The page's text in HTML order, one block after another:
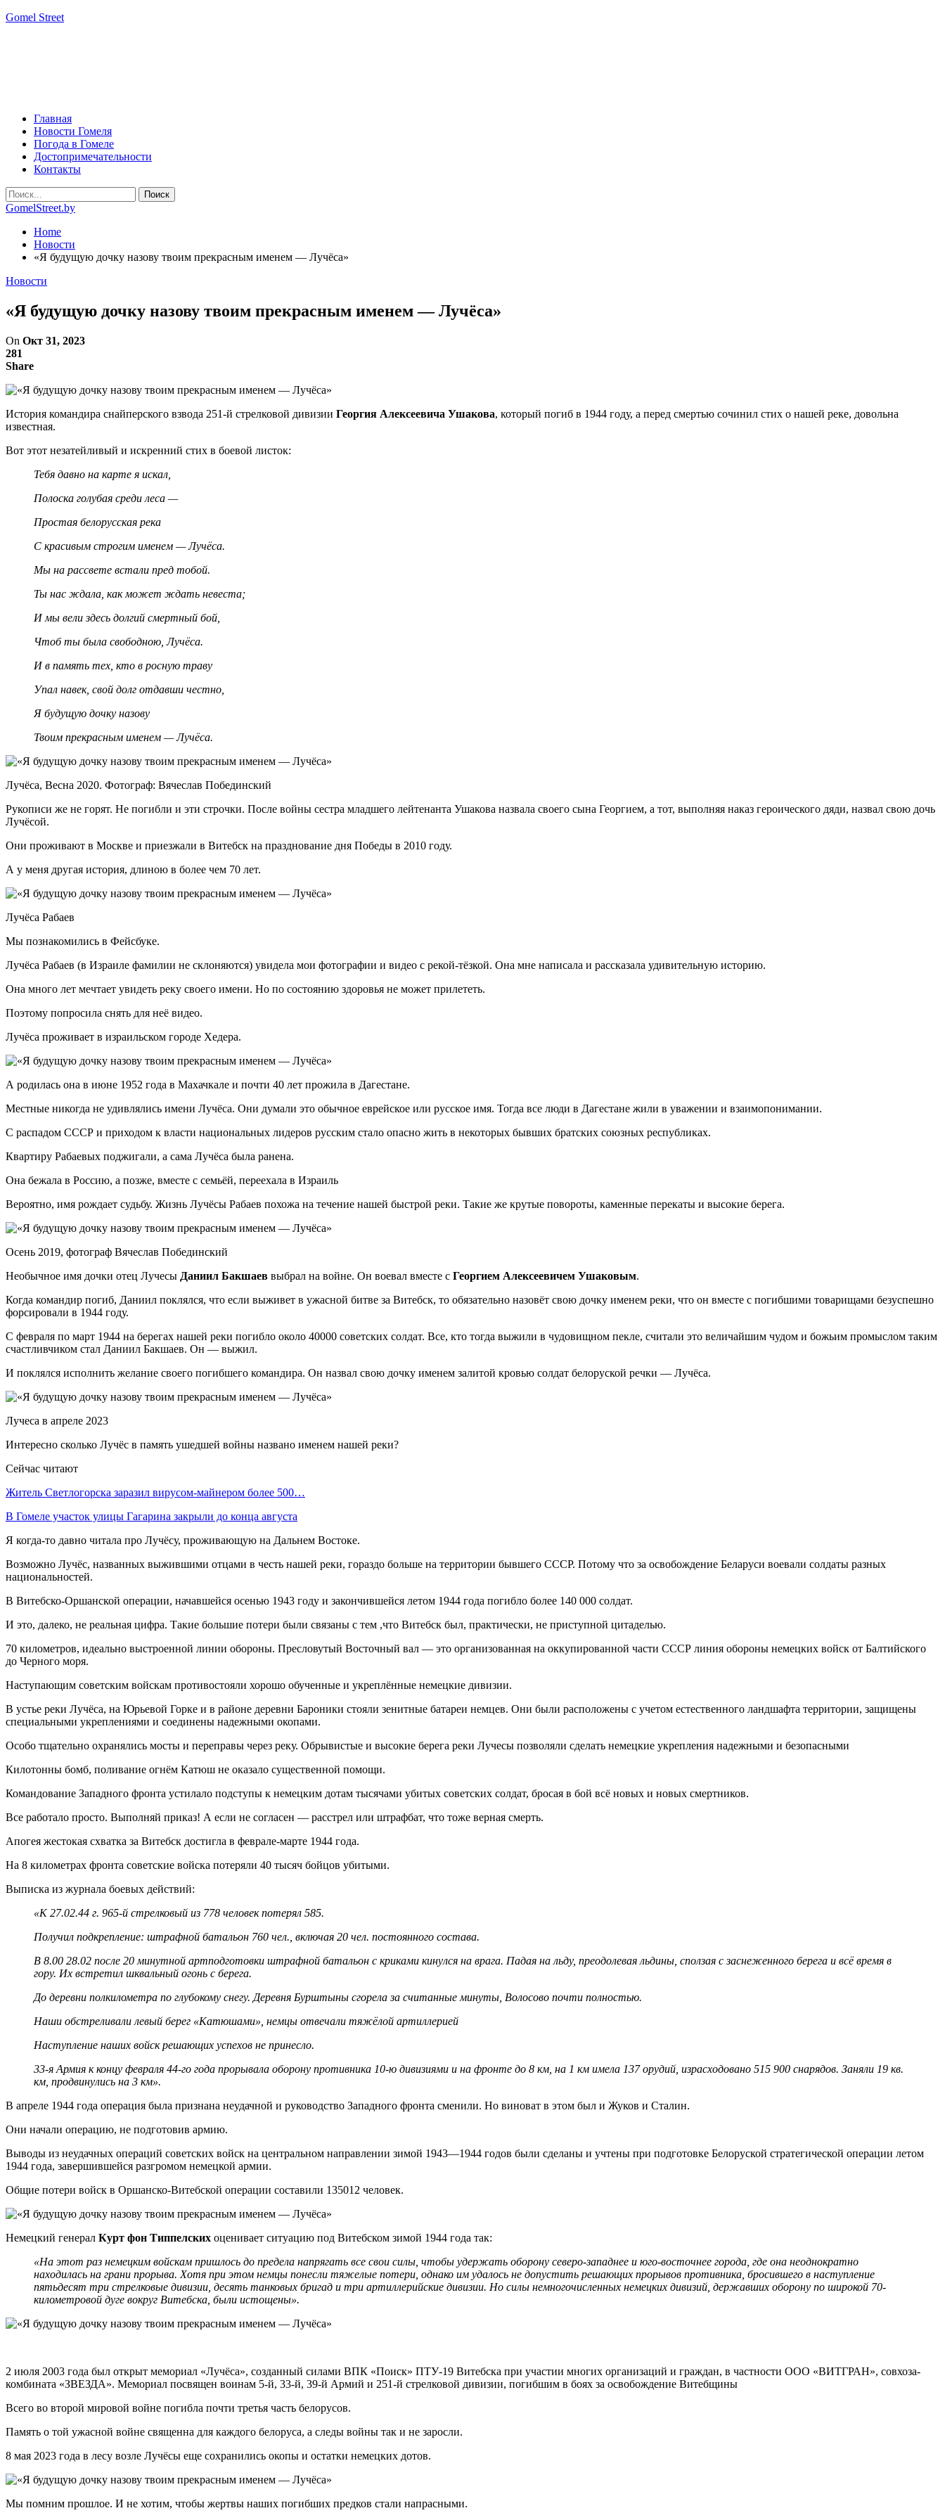
Gomel Street
Главная
Новости Гомеля
Погода в Гомеле
Достопримечательности
Контакты
GomelStreet.by
Home
Новости
«Я будущую дочку назову твоим прекрасным именем — Лучёса»
Новости
«Я будущую дочку назову твоим прекрасным именем — Лучёса»
On Окт 31, 2023
281
Share
История командира снайперского взвода 251-й стрелковой дивизии Георгия Алексеевича Ушакова, который погиб в 1944 году, а перед смертью сочинил стих о нашей реке, довольна
известная.
Вот этот незатейливый и искренний стих в боевой листок:
Тебя давно на карте я искал,
Полоска голубая среди леса —
Простая белорусская река
С красивым строгим именем — Лучёса.
Мы на рассвете встали пред тобой.
Ты нас ждала, как может ждать невеста;
И мы вели здесь долгий смертный бой,
Чтоб ты была свободною, Лучёса.
И в память тех, кто в росную траву
Упал навек, свой долг отдавши честно,
Я будущую дочку назову
Твоим прекрасным именем — Лучёса.
Лучёса, Весна 2020. Фотограф: Вячеслав Побединский
Рукописи же не горят. Не погибли и эти строчки. После войны сестра младшего лейтенанта Ушакова назвала своего сына Георгием, а тот, выполняя наказ героического дяди, назвал свою дочь
Лучёсой.
Они проживают в Москве и приезжали в Витебск на празднование дня Победы в 2010 году.
А у меня другая история, длиною в более чем 70 лет.
Лучёса Рабаев
Мы познакомились в Фейсбуке.
Лучёса Рабаев (в Израиле фамилии не склоняются) увидела мои фотографии и видео с рекой-тёзкой. Она мне написала и рассказала удивительную историю.
Она много лет мечтает увидеть реку своего имени. Но по состоянию здоровья не может прилететь.
Поэтому попросила снять для неё видео.
Лучёса проживает в израильском городе Хедера.
А родилась она в июне 1952 года в Махачкале и почти 40 лет прожила в Дагестане.
Местные никогда не удивлялись имени Лучёса. Они думали это обычное еврейское или русское имя. Тогда все люди в Дагестане жили в уважении и взаимопонимании.
С распадом СССР и приходом к власти национальных лидеров русским стало опасно жить в некоторых бывших братских союзных республиках.
Квартиру Рабаевых поджигали, а сама Лучёса была ранена.
Она бежала в Россию, а позже, вместе с семьёй, переехала в Израиль
Вероятно, имя рождает судьбу. Жизнь Лучёсы Рабаев похожа на течение нашей быстрой реки. Такие же крутые повороты, каменные перекаты и высокие берега.
Осень 2019, фотограф Вячеслав Побединский
Необычное имя дочки отец Лучесы Даниил Бакшаев выбрал на войне. Он воевал вместе с Георгием Алексеевичем Ушаковым.
Когда командир погиб, Даниил поклялся, что если выживет в ужасной битве за Витебск, то обязательно назовёт свою дочку именем реки, что он вместе с погибшими товарищами безуспешно
форсировали в 1944 году.
С февраля по март 1944 на берегах нашей реки погибло около 40000 советских солдат. Все, кто тогда выжили в чудовищном пекле, считали это величайшим чудом и божьим промыслом таким
счастливчиком стал Даниил Бакшаев. Он — выжил.
И поклялся исполнить желание своего погибшего командира. Он назвал свою дочку именем залитой кровью солдат белоруской речки — Лучёса.
Лучеса в апреле 2023
Интересно сколько Лучёс в память ушедшей войны названо именем нашей реки?
Сейчас читают
Житель Светлогорска заразил вирусом-майнером более 500…
В Гомеле участок улицы Гагарина закрыли до конца августа
Я когда-то давно читала про Лучёсу, проживающую на Дальнем Востоке.
Возможно Лучёс, названных выжившими отцами в честь нашей реки, гораздо больше на территории бывшего СССР. Потому что за освобождение Беларуси воевали солдаты разных
национальностей.
В Витебско-Оршанской операции, начавшейся осенью 1943 году и закончившейся летом 1944 года погибло более 140 000 солдат.
И это, далеко, не реальная цифра. Такие большие потери были связаны с тем ,что Витебск был, практически, не приступной цитаделью.
70 километров, идеально выстроенной линии обороны. Пресловутый Восточный вал — это организованная на оккупированной части СССР линия обороны немецких войск от Балтийского
до Черного моря.
Наступающим советским войскам противостояли хорошо обученные и укреплённые немецкие дивизии.
В устье реки Лучёса, на Юрьевой Горке и в районе деревни Бароники стояли зенитные батареи немцев. Они были расположены с учетом естественного ландшафта территории, защищены
специальными укреплениями и соединены надежными окопами.
Особо тщательно охранялись мосты и переправы через реку. Обрывистые и высокие берега реки Лучесы позволяли сделать немецкие укрепления надежными и безопасными
Килотонны бомб, поливание огнём Катюш не оказало существенной помощи.
Командование Западного фронта устилало подступы к немецким дотам тысячами убитых советских солдат, бросая в бой всё новых и новых смертников.
Все работало просто. Выполняй приказ! А если не согласен — расстрел или штрафбат, что тоже верная смерть.
Апогея жестокая схватка за Витебск достигла в феврале-марте 1944 года.
На 8 километрах фронта советские войска потеряли 40 тысяч бойцов убитыми.
Выписка из журнала боевых действий:
«К 27.02.44 г. 965-й стрелковый из 778 человек потерял 585.
Получил подкрепление: штрафной батальон 760 чел., включая 20 чел. постоянного состава.
В 8.00 28.02 после 20 минутной артподготовки штрафной батальон с криками кинулся на врага. Падая на льду, преодолевая льдины, сползая с заснеженного берега и всё время в
гору. Их встретил шквальный огонь с берега.
До деревни полкилометра по глубокому снегу. Деревня Бурштыны сгорела за считанные минуты, Волосово почти полностью.
Наши обстреливали левый берег «Катюшами», немцы отвечали тяжёлой артиллерией
Наступление наших войск решающих успехов не принесло.
33-я Армия к концу февраля 44-го года прорывала оборону противника 10-ю дивизиями и на фронте до 8 км, на 1 км имела 137 орудий, израсходовано 515 900 снарядов. Заняли 19 кв.
км, продвинулись на 3 км».
В апреле 1944 года операция была признана неудачной и руководство Западного фронта сменили. Но виноват в этом был и Жуков и Сталин.
Они начали операцию, не подготовив армию.
Выводы из неудачных операций советских войск на центральном направлении зимой 1943—1944 годов были сделаны и учтены при подготовке Белоруской стратегической операции летом
1944 года, завершившейся разгромом немецкой армии.
Общие потери войск в Оршанско-Витебской операции составили 135012 человек.
Немецкий генерал Курт фон Типпелских оценивает ситуацию под Витебском зимой 1944 года так:
«На этот раз немецким войскам пришлось до предела напрягать все свои силы, чтобы удержать оборону северо-западнее и юго-восточнее города, где она неоднократно
находилась на грани прорыва. Хотя при этом немцы понесли тяжелые потери, однако им удалось не допустить решающих прорывов противника, бросившего в наступление
пятьдесят три стрелковые дивизии, десять танковых бригад и три артиллерийские дивизии. Но силы немногочисленных немецких дивизий, державших оборону по широкой 70-
километровой дуге вокруг Витебска, были истощены».
2 июля 2003 года был открыт мемориал «Лучёса», созданный силами ВПК «Поиск» ПТУ-19 Витебска при участии многих организаций и граждан, в частности ООО «ВИТГРАН», совхоза-
комбината «ЗВЕЗДА». Мемориал посвящен воинам 5-й, 33-й, 39-й Армий и 251-й стрелковой дивизии, погибшим в боях за освобождение Витебщины
Всего во второй мировой войне погибла почти третья часть белорусов.
Память о той ужасной войне священна для каждого белоруса, а следы войны так и не заросли.
8 мая 2023 года в лесу возле Лучёсы еще сохранились окопы и остатки немецких дотов.
Мы помним прошлое. И не хотим, чтобы жертвы наших погибших предков стали напрасными.